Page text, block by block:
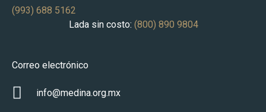
(993) 688 5162
Lada sin costo: (800) 890 9804
Correo electrónico
info@medina.org.mx